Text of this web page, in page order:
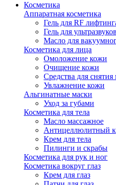
Косметика
Аппаратная косметика
Гель для RF
Гель для
Масло для
Косметика для лица
Омоложение кожи
Очищение кожи
Средства для
Увлажнение кожи
Альгинатные маски
Уход за губами
Косметика для тела
Масло массажное
Антицеллюлитный
Крем для тела
Пилинги и скрабы
Косметика для рук и ног
Косметика вокруг глаз
Крем для глаз